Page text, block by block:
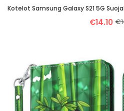
€14.10